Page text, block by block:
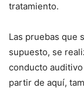
tratamiento.
Las pruebas que
supuesto, se
conducto
partir de aquí,